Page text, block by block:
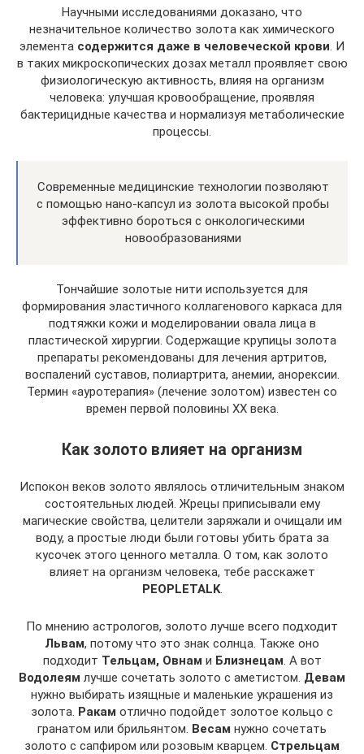
Научными исследованиями доказано, что
незначительное количество золота как химического
элемента содержится даже в человеческой крови . И
в таких микроскопических дозах металл проявляет свою
физиологическую активность, влияя на организм
человека: улучшая кровообращение, проявляя
бактерицидные качества и нормализуя метаболические
процессы.
Современные медицинские технологии позволяют
с помощью нано-капсул из золота высокой пробы
эффективно бороться с онкологическими
новообразованиями
Тончайшие золотые нити используется для
формирования эластичного коллагенового каркаса для
подтяжки кожи и моделировании овала лица в
пластической хирургии. Содержащие крупицы золота
препараты рекомендованы для лечения артритов,
воспалений суставов, полиартрита, анемии, анорексии.
Термин «ауротерапия» (лечение золотом) известен со
времен первой половины XX века.
Как золото влияет на организм
Испокон веков золото являлось отличительным знаком
состоятельных людей. Жрецы приписывали ему
магические свойства, целители заряжали и очищали им
воду, а простые люди были готовы убить брата за
кусочек этого ценного металла. О том, как золото
влияет на организм человека, тебе расскажет
PEOPLETALK.
По мнению астрологов, золото лучше всего подходит
Львам, потому что это знак солнца. Также оно
подходит Тельцам, Овнам и Близнецам. А вот
Водолеям лучше сочетать золото с аметистом. Девам
нужно выбирать изящные и маленькие украшения из
золота. Ракам отлично подойдет золотое кольцо с
гранатом или брильянтом. Весам нужно сочетать
золото с сапфиром или розовым кварцем. Стрельцам